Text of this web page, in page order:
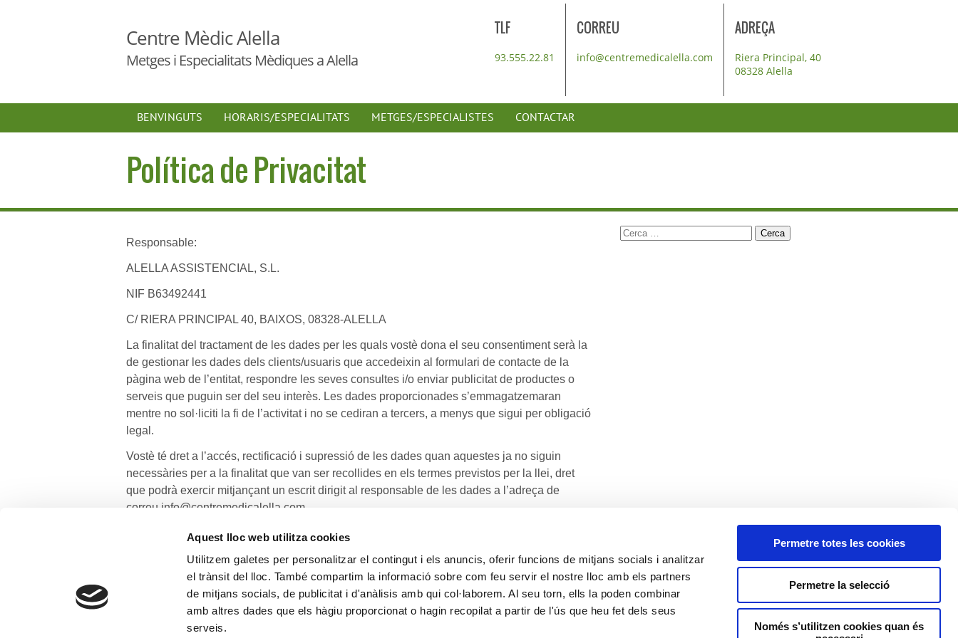
Aquest lloc web utilitza cookies
Utilitzem galetes per personalitzar el contingut i els anuncis, oferir funcions de mitjans socials i analitzar
el trànsit del lloc. També compartim la informació sobre com feu servir el nostre lloc amb els partners
de mitjans socials, de publicitat i d'anàlisis amb qui col·laborem. Al seu torn, ells la poden combinar
amb altres dades que els hàgiu proporcionat o hagin recopilat a partir de l'ús que heu fet dels seus
serveis.
Permetre totes les cookies
Permetre la selecció
Només s’utilitzen cookies quan és
Centre Mèdic Alella
Metges i Especialitats Mèdiques a Alella
ADREÇA
Riera Principal, 40
08328 Alella
CORREU
info@centremedicalella.com
TLF
93.555.22.81
BENVINGUTS HORARIS/ESPECIALITATS METGES/ESPECIALISTES CONTACTAR
Política de Privacitat
Responsable:
ALELLA ASSISTENCIAL, S.L.
NIF B63492441
C/ RIERA PRINCIPAL 40, BAIXOS, 08328-ALELLA
La finalitat del tractament de les dades per les quals vostè dona el seu consentiment serà la
de gestionar les dades dels clients/usuaris que accedeixin al formulari de contacte de la
pàgina web de l’entitat, respondre les seves consultes i/o enviar publicitat de productes o
serveis que puguin ser del seu interès. Les dades proporcionades s’emmagatzemaran
mentre no sol·liciti la fi de l’activitat i no se cediran a tercers, a menys que sigui per obligació
legal.
Vostè té dret a l’accés, rectificació i supressió de les dades quan aquestes ja no siguin
necessàries per a la finalitat que van ser recollides en els termes previstos per la llei, dret
que podrà exercir mitjançant un escrit dirigit al responsable de les dades a l’adreça de
correu info@centremedicalella.com.
Avís legal Política privacitat
Cerca:
Benvinguts Horaris/Especialitats Metges/Especialistes Contactar